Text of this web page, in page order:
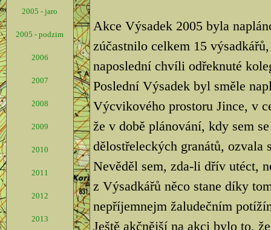
2005 - jaro
2005 - podzim
2006
2007
2008
2009
2010
2011
2012
2013
Akce Výsadek 2005 byla
zúčastnilo celkem 15
naposlední chvíli odřeknuté
Poslední Výsadek byl směle
Výcvikového prostoru Jince, v
že v době plánování, kdy sem
dělostřeleckých granátů, ozvala
Nevěděl sem, zda-li dřív utéct,
z Výsadkářů něco stane díky
nepříjemnejm žaludečním
Ještě akčnější na akci bylo to,